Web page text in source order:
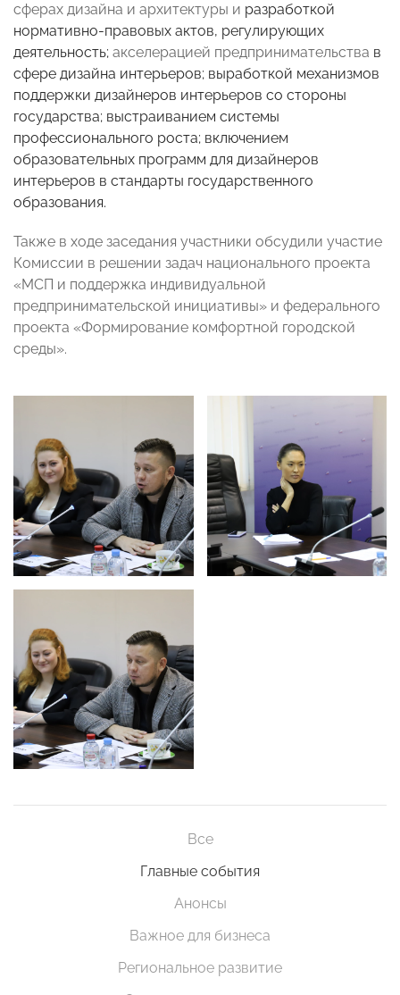
сферах дизайна и архитектуры и разработкой
нормативно-правовых актов, регулирующих
деятельность; акселерацией предпринимательства в
сфере дизайна интерьеров; выработкой механизмов
поддержки дизайнеров интерьеров со стороны
государства; выстраиванием системы
профессионального роста; включением
образовательных программ для дизайнеров
интерьеров в стандарты государственного
образования.
Также в ходе заседания участники обсудили участие
Комиссии в решении задач национального проекта
«МСП и поддержка индивидуальной
предпринимательской инициативы» и федерального
проекта «Формирование комфортной городской
среды».
Все
Главные события
Анонсы
Важное для бизнеса
Региональное развитие